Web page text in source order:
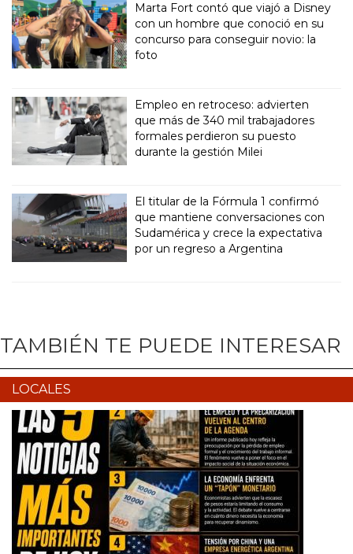
Marta Fort contó que viajó a Disney
con un hombre que conoció en su
concurso para conseguir novio: la
foto
Empleo en retroceso: advierten
que más de 340 mil trabajadores
formales perdieron su puesto
durante la gestión Milei
El titular de la Fórmula 1 confirmó
que mantiene conversaciones con
Sudamérica y crece la expectativa
por un regreso a Argentina
TAMBIÉN TE PUEDE INTERESAR
LOCALES